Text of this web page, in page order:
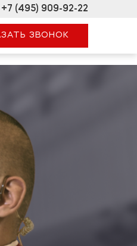
+7 (495) 909-92-22
ЗВОНОК